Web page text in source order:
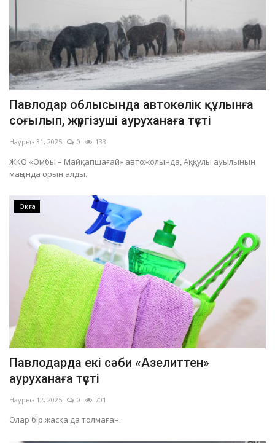
Павлодар облысында автокөлік құлынға
соғылып, жүргізуші ауруханаға түсті
Наурыз 31, 2025 0 133
ЖКО «Омбы – Майқапшағай» автожолында, Аққулы ауылының
маңында орын алды.
Оқиға
Павлодарда екі сәби «Азелиттен»
ауруханаға түсті
Наурыз 12, 2025 0 701
Олар бір жасқа да толмаған.